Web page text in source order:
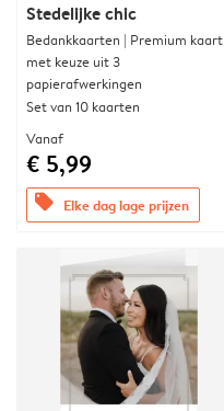
Stedelijke chic
Bedankkaarten | Premium kaart
met keuze uit 3
papierafwerkingen
Set van 10 kaarten
Vanaf
€ 5,99
offers Elke dag lage prijzen